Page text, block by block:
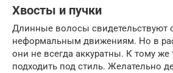
Хвосты и пучки
Длинные волосы свидетельствуют
неформальным движениям. Но в
они не всегда аккуратны. К тому же
подходить под стиль. Желательно